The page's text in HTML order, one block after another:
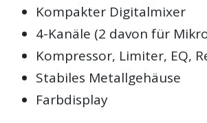
Kompakter Digitalmixer
4-Kanäle (2 davon für
Kompressor, Limiter, EQ,
Stabiles Metallgehäuse
Farbdisplay